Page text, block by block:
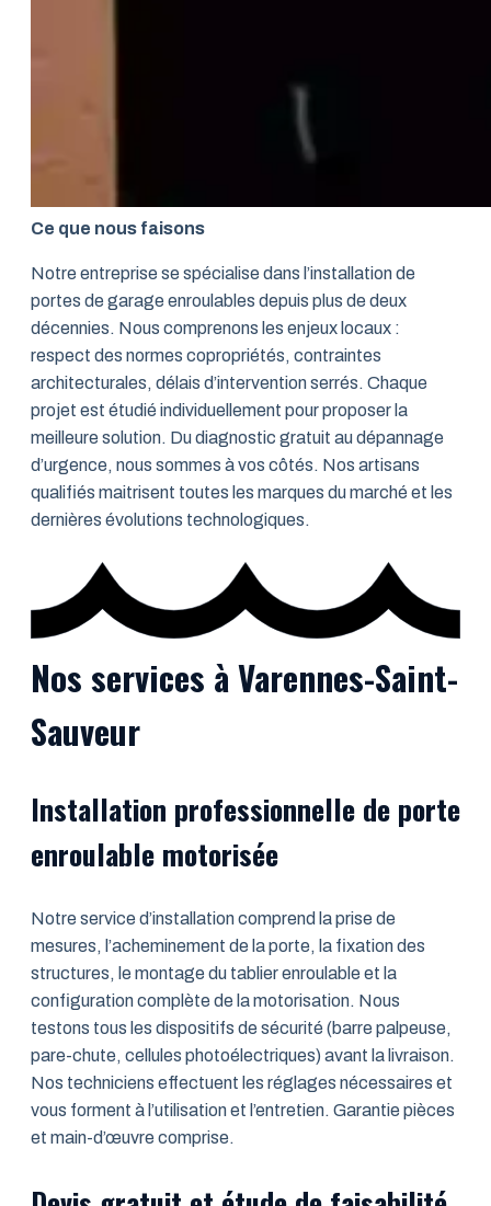
Ce que nous faisons
Notre entreprise se spécialise dans l’installation de
portes de garage enroulables depuis plus de deux
décennies. Nous comprenons les enjeux locaux :
respect des normes copropriétés, contraintes
architecturales, délais d’intervention serrés. Chaque
projet est étudié individuellement pour proposer la
meilleure solution. Du diagnostic gratuit au dépannage
d’urgence, nous sommes à vos côtés. Nos artisans
qualifiés maitrisent toutes les marques du marché et les
dernières évolutions technologiques.
Nos services à Varennes-Saint-
Sauveur
Installation professionnelle de porte
enroulable motorisée
Notre service d’installation comprend la prise de
mesures, l’acheminement de la porte, la fixation des
structures, le montage du tablier enroulable et la
configuration complète de la motorisation. Nous
testons tous les dispositifs de sécurité (barre palpeuse,
pare-chute, cellules photoélectriques) avant la livraison.
Nos techniciens effectuent les réglages nécessaires et
vous forment à l’utilisation et l’entretien. Garantie pièces
et main-d’œuvre comprise.